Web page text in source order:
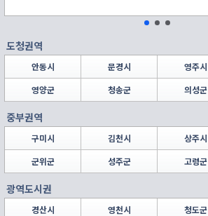
도청권역
안동시 문경시 영주시
영양군
청송군 의성군
중부권역
구미시 김천시 상주시
군위군
성주군 고령군
광역도시권
경산시 영천시 청도군